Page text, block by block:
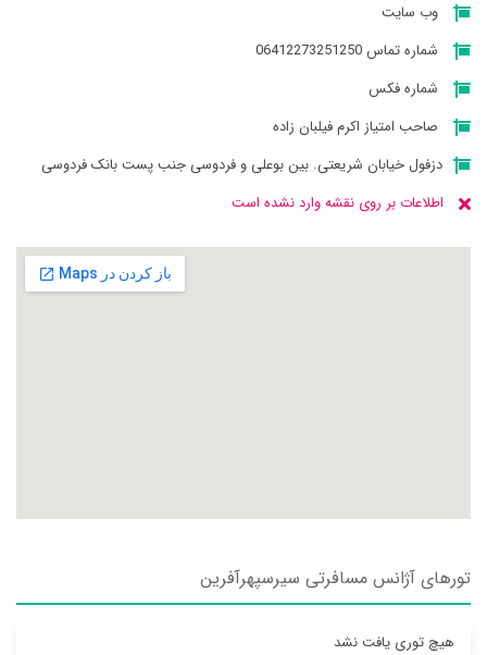
وب سایت
شماره تماس 06412273251250
شماره فکس
صاحب امتیاز اکرم فیلبان زاده
دزفول خيابان شریعتی. بین بوعلی و فردوسی جنب پست بانک فردوسی
اطلاعات بر روی نقشه وارد نشده است
تورهای آژانس مسافرتی سيرسپهرآفرين
هیچ توری یافت نشد